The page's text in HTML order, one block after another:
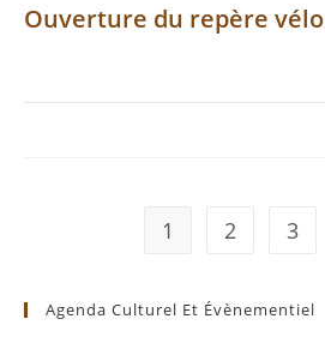
Ouverture du repère vélo
1 2 3
Agenda Culturel Et Évènementiel